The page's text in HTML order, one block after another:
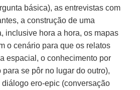
básica), as entrevistas com
a construção de uma
inclusive hora a hora, os mapas
o cenário para que os relatos
espacial, o conhecimento por
se pôr no lugar do outro),
ero-epic (conversação